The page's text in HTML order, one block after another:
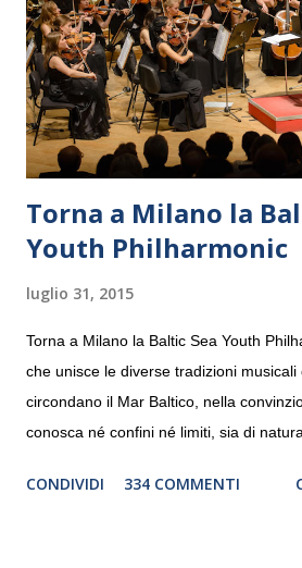
Torna a Milano la
Youth Philharmonic
luglio 31, 2015
Torna a Milano la Baltic Sea Youth
che unisce le diverse tradizioni musicali
circondano il Mar Baltico, nella
conosca né confini né limiti, sia di
debutterà il 10 settembre a Heiden, in
CONDIVIDI 334 COMMENTI